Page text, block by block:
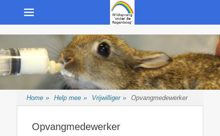
Wildopvang "onder
de Regenboog"
Opvang van wilde inheemse dieren
Home » Help mee » Vrijwilliger » Opvangmedewerker
Opvangmedewerker